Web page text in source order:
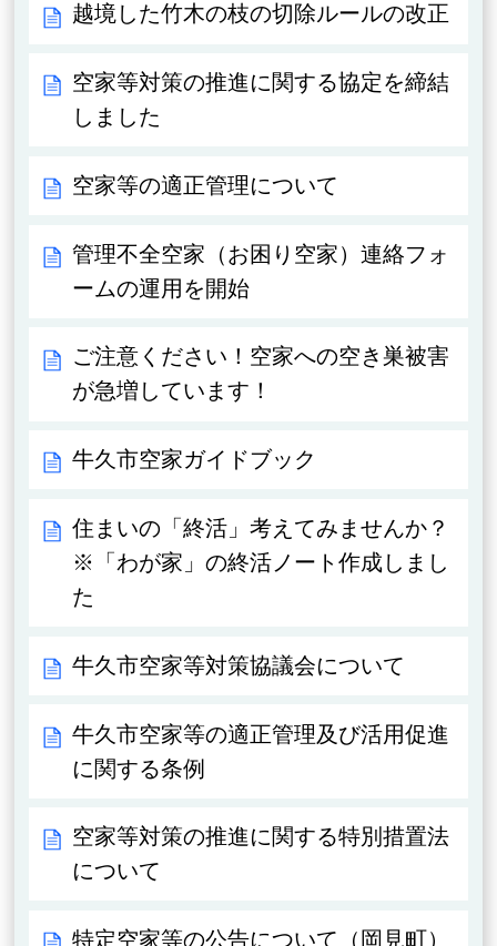
越境した竹木の枝の切除ルールの改正
空家等対策の推進に関する協定を締結
しました
空家等の適正管理について
管理不全空家（お困り空家）連絡フォ
ームの運用を開始
ご注意ください！空家への空き巣被害
が急増しています！
牛久市空家ガイドブック
住まいの「終活」考えてみませんか？
※「わが家」の終活ノート作成しまし
た
牛久市空家等対策協議会について
牛久市空家等の適正管理及び活用促進
に関する条例
空家等対策の推進に関する特別措置法
について
特定空家等の公告について（岡見町）